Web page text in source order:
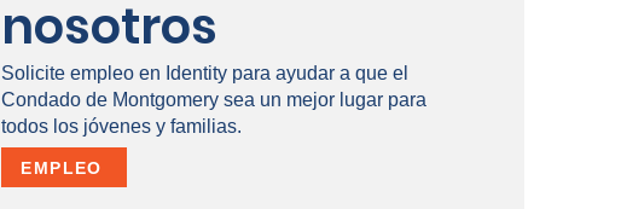
nosotros
Solicite empleo en Identity para ayudar a que el
Condado de Montgomery sea un mejor lugar para
todos los jóvenes y familias.
EMPLEO